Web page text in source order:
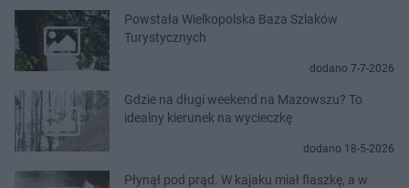
Powstała Wielkopolska Baza Szlaków
Turystycznych
dodano 7-7-2026
Gdzie na długi weekend na Mazowszu? To
idealny kierunek na wycieczkę
dodano 18-5-2026
Płynął pod prąd. W kajaku miał flaszkę, a w